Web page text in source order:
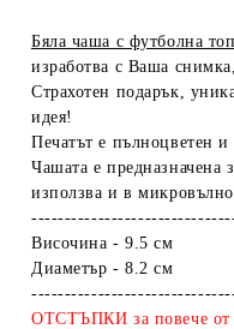
Бяла чаша с футболна
изработва с Ваша
Страхотен подарък,
идея!
Печатът е пълноцветен и
Чашата е предназначена
използва и в
Височина - 9.5 см
Диаметър - 8.2 см
ОТСТЪПКИ за повече от